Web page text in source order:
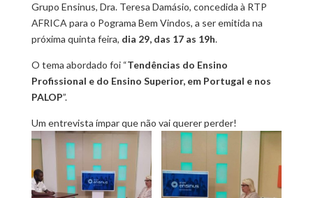
Grupo Ensinus, Dra. Teresa Damásio, concedida à RTP
AFRICA para o Pograma Bem Vindos, a ser emitida na
próxima quinta feira, dia 29, das 17 as 19h.
O tema abordado foi “Tendências do Ensino
Profissional e do Ensino Superior, em Portugal e nos
PALOP”.
Um entrevista ímpar que não vai querer perder!